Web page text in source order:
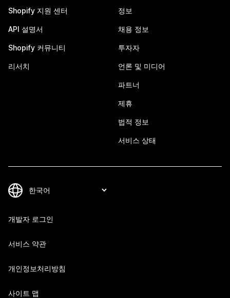
Shopify 지원 센터
API 설명서
Shopify 커뮤니티
리서치
정보
채용 정보
투자자
언론 및 미디어
파트너
제휴
법적 정보
서비스 상태
개발자 로그인
서비스 약관
개인정보처리방침
사이트 맵